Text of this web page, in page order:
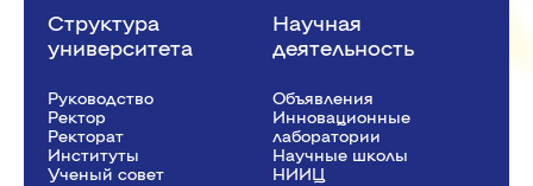
Структура
университета
Руководство
Ректор
Рeкторат
Институты
Ученый совет
Научная
деятельность
Объявления
Инновационные
лаборатории
Научные школы
НИИЦ